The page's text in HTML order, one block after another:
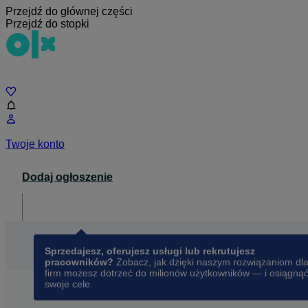
Przejdź do głównej części
Przejdź do stopki
Twoje konto
Dodaj ogłoszenie
Sprzedajesz, oferujesz usługi lub rekrutujesz
pracowników? Zobacz, jak dzięki naszym rozwiązaniom dla
firm możesz dotrzeć do milionów użytkowników — i osiągnąć
swoje cele.